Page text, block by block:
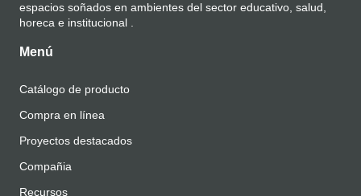
espacios soñados en ambientes del sector educativo, salud,
horeca e institucional .
Menú
Catálogo de producto
Compra en línea
Proyectos destacados
Compañia
Recursos